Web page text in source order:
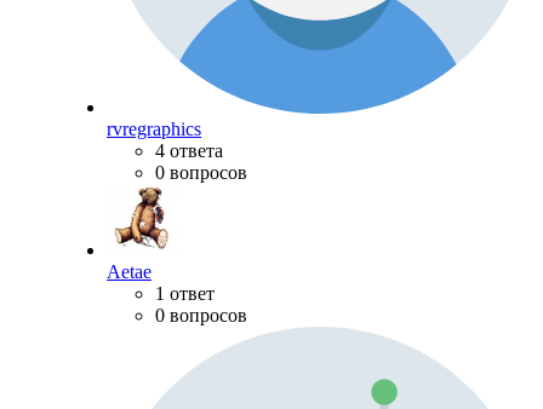
rvregraphics
4 ответа
0 вопросов
Aetae
1 ответ
0 вопросов